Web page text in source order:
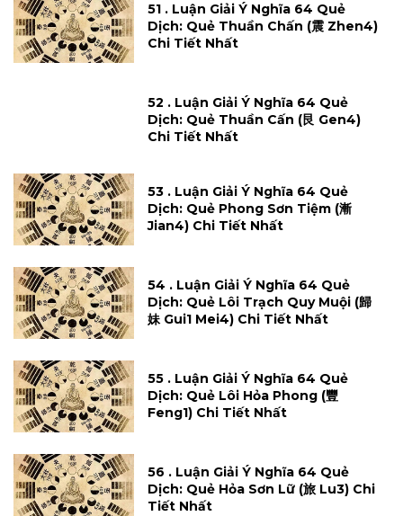
51 . Luận Giải Ý Nghĩa 64 Quẻ
Dịch: Quẻ Thuần Chấn (震 Zhen4)
Chi Tiết Nhất
52 . Luận Giải Ý Nghĩa 64 Quẻ
Dịch: Quẻ Thuần Cấn (艮 Gen4)
Chi Tiết Nhất
53 . Luận Giải Ý Nghĩa 64 Quẻ
Dịch: Quẻ Phong Sơn Tiệm (漸
Jian4) Chi Tiết Nhất
54 . Luận Giải Ý Nghĩa 64 Quẻ
Dịch: Quẻ Lôi Trạch Quy Muội (歸
妹 Gui1 Mei4) Chi Tiết Nhất
55 . Luận Giải Ý Nghĩa 64 Quẻ
Dịch: Quẻ Lôi Hỏa Phong (豐
Feng1) Chi Tiết Nhất
56 . Luận Giải Ý Nghĩa 64 Quẻ
Dịch: Quẻ Hỏa Sơn Lữ (旅 Lu3) Chi
Tiết Nhất